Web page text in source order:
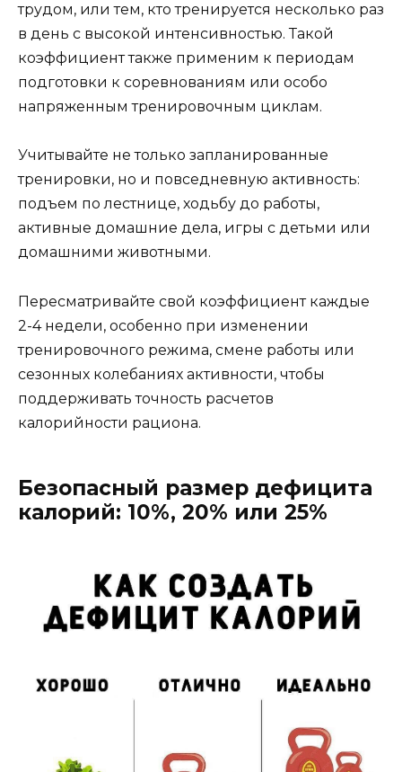
трудом, или тем, кто тренируется несколько раз
в день с высокой интенсивностью. Такой
коэффициент также применим к периодам
подготовки к соревнованиям или особо
напряженным тренировочным циклам.
Учитывайте не только запланированные
тренировки, но и повседневную активность:
подъем по лестнице, ходьбу до работы,
активные домашние дела, игры с детьми или
домашними животными.
Пересматривайте свой коэффициент каждые
2-4 недели, особенно при изменении
тренировочного режима, смене работы или
сезонных колебаниях активности, чтобы
поддерживать точность расчетов
калорийности рациона.
Безопасный размер дефицита
калорий: 10%, 20% или 25%